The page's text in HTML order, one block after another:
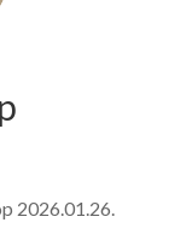
2026.01.26.